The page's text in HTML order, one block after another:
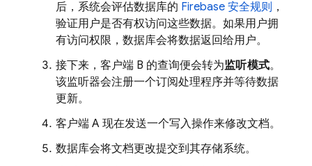
后，系统会评估数据库的 Firebase 安全规则 ，
验证用户是否有权访问这些数据。如果用户拥
有访问权限，数据库会将数据返回给用户。
接下来，客户端 B 的查询便会转为监听模式。
该监听器会注册一个订阅处理程序并等待数据
更新。
客户端 A 现在发送一个写入操作来修改文档。
数据库会将文档更改提交到其存储系统。